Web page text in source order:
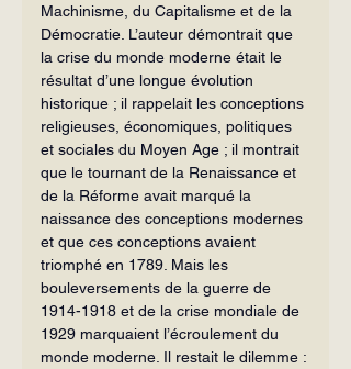
Machinisme, du Capitalisme et de la
Démocratie. L’auteur démontrait que
la crise du monde moderne était le
résultat d’une longue évolution
historique ; il rappelait les conceptions
religieuses, économiques, politiques
et sociales du Moyen Age ; il montrait
que le tournant de la Renaissance et
de la Réforme avait marqué la
naissance des conceptions modernes
et que ces conceptions avaient
triomphé en 1789. Mais les
bouleversements de la guerre de
1914-1918 et de la crise mondiale de
1929 marquaient l’écroulement du
monde moderne. Il restait le dilemme :